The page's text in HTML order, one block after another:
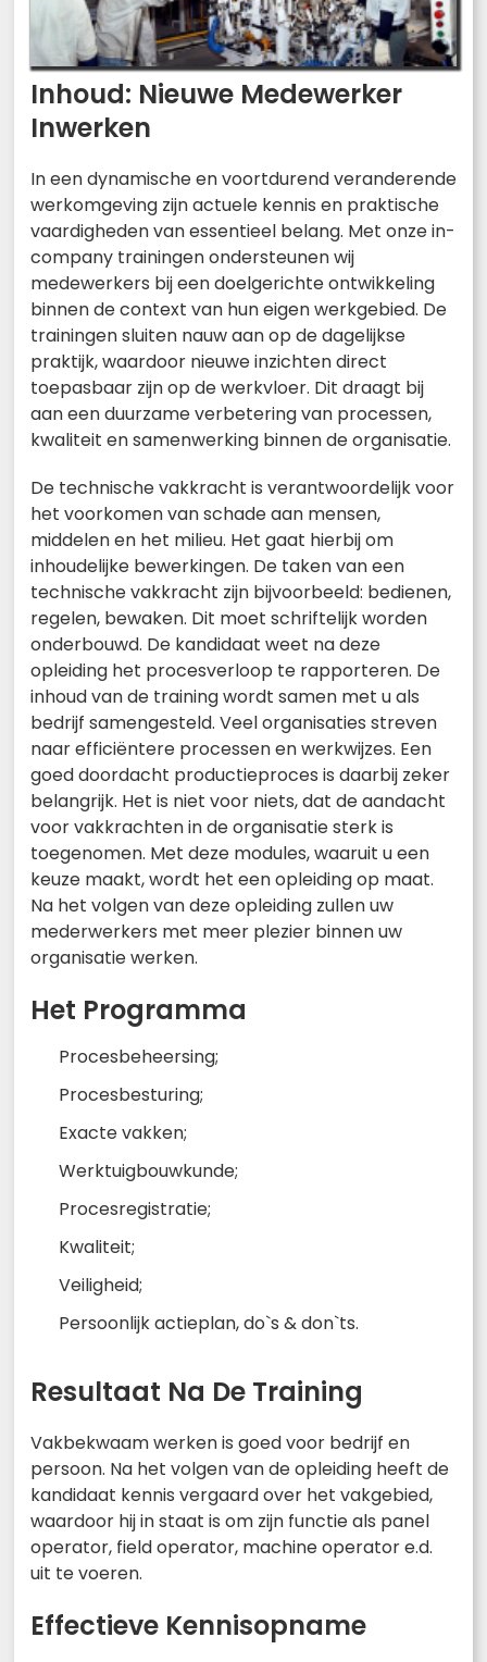
Inhoud: Nieuwe Medewerker
Inwerken
In een dynamische en voortdurend veranderende
werkomgeving zijn actuele kennis en praktische
vaardigheden van essentieel belang. Met onze in-
company trainingen ondersteunen wij
medewerkers bij een doelgerichte ontwikkeling
binnen de context van hun eigen werkgebied. De
trainingen sluiten nauw aan op de dagelijkse
praktijk, waardoor nieuwe inzichten direct
toepasbaar zijn op de werkvloer. Dit draagt bij
aan een duurzame verbetering van processen,
kwaliteit en samenwerking binnen de organisatie.
De technische vakkracht is verantwoordelijk voor
het voorkomen van schade aan mensen,
middelen en het milieu. Het gaat hierbij om
inhoudelijke bewerkingen. De taken van een
technische vakkracht zijn bijvoorbeeld: bedienen,
regelen, bewaken. Dit moet schriftelijk worden
onderbouwd. De kandidaat weet na deze
opleiding het procesverloop te rapporteren. De
inhoud van de training wordt samen met u als
bedrijf samengesteld. Veel organisaties streven
naar efficiëntere processen en werkwijzes. Een
goed doordacht productieproces is daarbij zeker
belangrijk. Het is niet voor niets, dat de aandacht
voor vakkrachten in de organisatie sterk is
toegenomen. Met deze modules, waaruit u een
keuze maakt, wordt het een opleiding op maat.
Na het volgen van deze opleiding zullen uw
mederwerkers met meer plezier binnen uw
organisatie werken.
Het Programma
Procesbeheersing;
Procesbesturing;
Exacte vakken;
Werktuigbouwkunde;
Procesregistratie;
Kwaliteit;
Veiligheid;
Persoonlijk actieplan, do`s & don`ts.
Resultaat Na De Training
Vakbekwaam werken is goed voor bedrijf en
persoon. Na het volgen van de opleiding heeft de
kandidaat kennis vergaard over het vakgebied,
waardoor hij in staat is om zijn functie als panel
operator, field operator, machine operator e.d.
uit te voeren.
Effectieve Kennisopname